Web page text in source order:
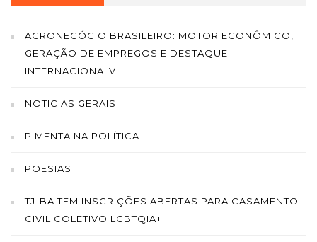
AGRONEGÓCIO BRASILEIRO: MOTOR ECONÔMICO,
GERAÇÃO DE EMPREGOS E DESTAQUE
INTERNACIONALV
NOTICIAS GERAIS
PIMENTA NA POLÍTICA
POESIAS
TJ-BA TEM INSCRIÇÕES ABERTAS PARA CASAMENTO
CIVIL COLETIVO LGBTQIA+